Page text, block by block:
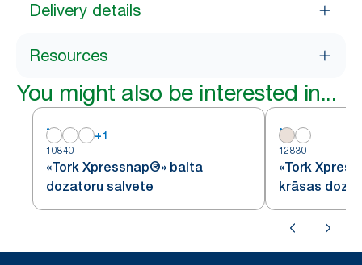
Delivery details
Resources
You might also be interested in...
+1
10840
«Tork Xpressnap®» balta
dozatoru salvete
12830
«Tork
krāsas